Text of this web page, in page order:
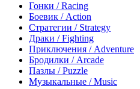
Гонки / Racing
Боевик / Action
Стратегии / Strategy
Драки / Fighting
Приключения / Adventure
Бродилки / Arcade
Пазлы / Puzzle
Музыкальные / Music